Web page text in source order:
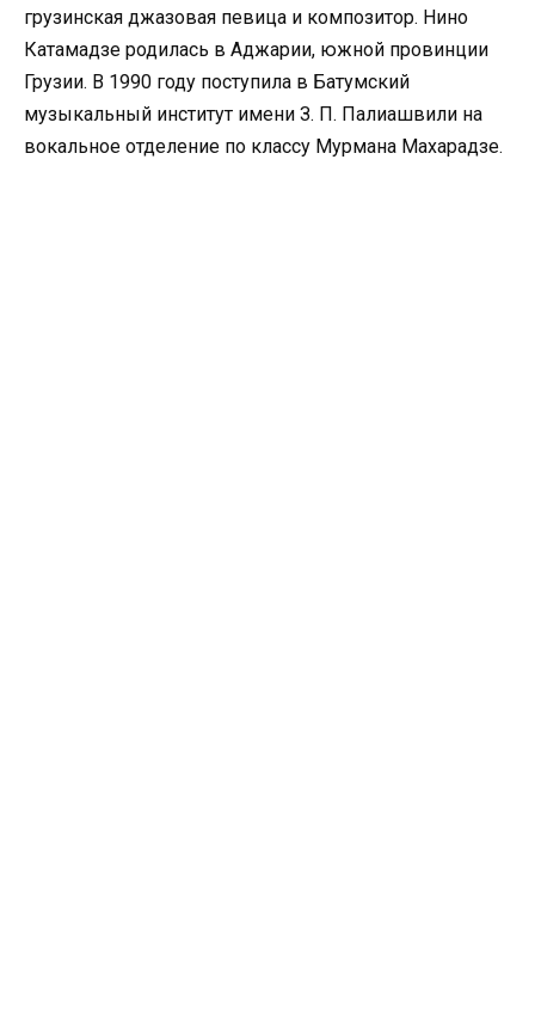
грузинская джазовая певица и композитор. Нино
Катамадзе родилась в Аджарии, южной провинции
Грузии. В 1990 году поступила в Батумский
музыкальный институт имени З. П. Палиашвили на
вокальное отделение по классу Мурмана Махарадзе.